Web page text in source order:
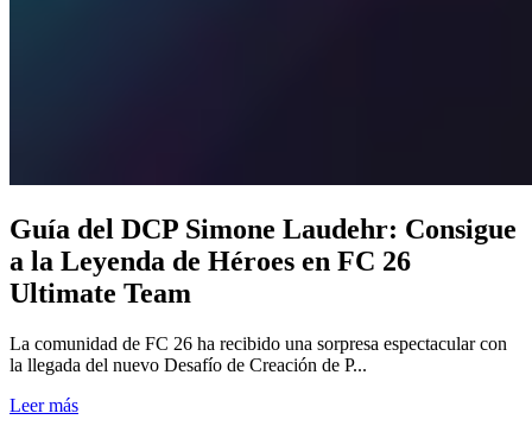
Guía del DCP Simone Laudehr: Consigue
a la Leyenda de Héroes en FC 26
Ultimate Team
La comunidad de FC 26 ha recibido una sorpresa espectacular con
la llegada del nuevo Desafío de Creación de P...
Leer más